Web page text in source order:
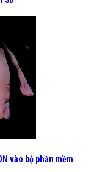
vào bộ phần mềm